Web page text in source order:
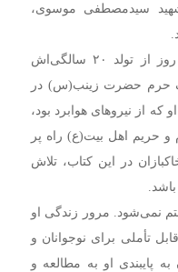
سیدمصطفی موسوی،
شهید موسوی در حالی که تنها سه روز از تولد ۲۰ سالگی‌اش
حرم حضرت زینب(س) در
از نیروهای هوابرد بود،
حریم اهل بیت(ع) راه پر
در این کتاب، تلاش
نمی‌شود. مرور زندگی او
تأملی برای نوجوانان و
پایبندی او به مطالعه و